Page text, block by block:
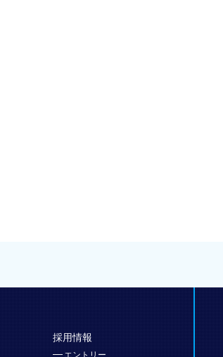
採用情報
エントリー